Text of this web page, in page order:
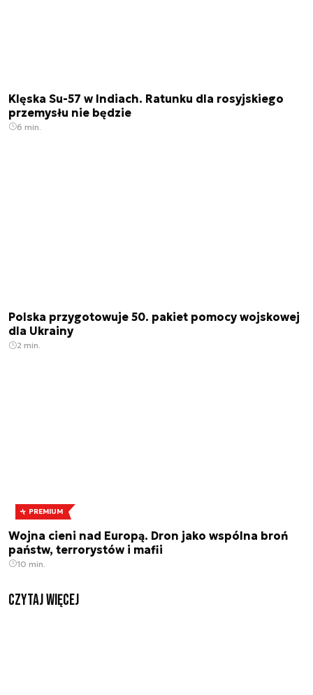
Klęska Su-57 w Indiach. Ratunku dla rosyjskiego
przemysłu nie będzie
6 min.
Polska przygotowuje 50. pakiet pomocy wojskowej
dla Ukrainy
2 min.
PREMIUM
Wojna cieni nad Europą. Dron jako wspólna broń
państw, terrorystów i mafii
10 min.
czytaj więcej